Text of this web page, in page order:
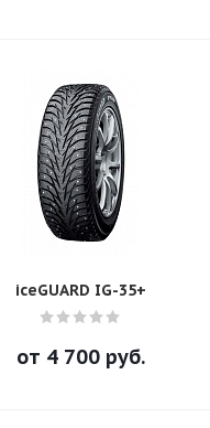
iceGUARD IG-35+
от 4 700руб.